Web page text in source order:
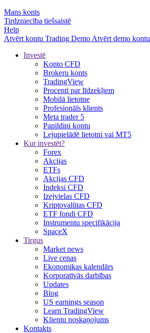
Mans konts
Tirdzniecība tiešsaistē
Help
Atvērt kontu Trading Demo Atvērt demo kontu
Investē
Konto CFD
Brokeru konts
TradingView
Procenti par līdzekļiem
Mobilā lietotne
Profesionāls klients
Meta trader 5
Papildini kontu
Lejupielādē lietotni vai MT5
Kur investēt?
Forex
Akcijas
ETFs
Akcijas CFD
Indeksi CFD
Izejvielas CFD
Kriptovalūtas CFD
ETF fondi CFD
Instrumentu specifikācija
SpaceX
Tirgus
Market news
Live cenas
Ekonomikas kalendārs
Korporatīvās darbības
Updates
Blog
US earnings season
Learn TradingView
Klientu noskaņojums
Kontakts